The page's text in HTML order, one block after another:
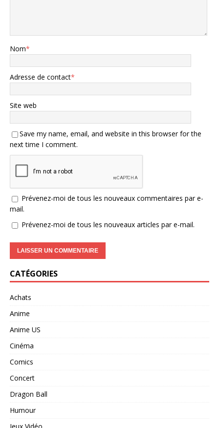
Nom*
Adresse de contact*
Site web
Save my name, email, and website in this browser for the
next time I comment.
Prévenez-moi de tous les nouveaux commentaires par e-
mail.
Prévenez-moi de tous les nouveaux articles par e-mail.
CATÉGORIES
Achats
Anime
Anime US
Cinéma
Comics
Concert
Dragon Ball
Humour